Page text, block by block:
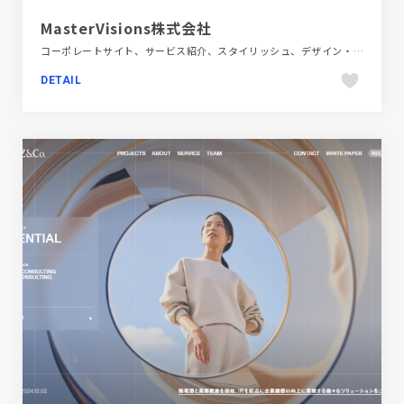
MasterVisions株式会社
コーポレートサイト、サービス紹介、スタイリッシュ、デザイン・アート・音楽・文芸、ブラック系 、ポップ、動画が流れる
DETAIL